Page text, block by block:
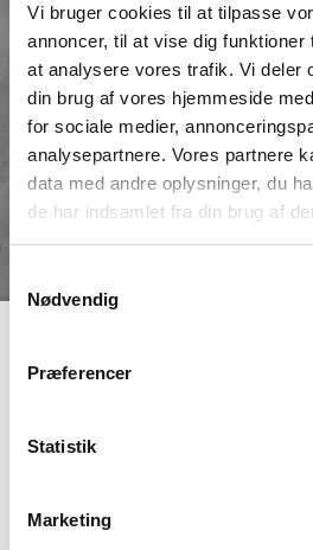
Vi bruger cookies til at tilpasse
annoncer, til at vise dig
at analysere vores trafik. Vi deler
din brug af vores hjemmeside
for sociale medier,
analysepartnere. Vores partnere
data med andre oplysninger, du
de har indsamlet fra din brug af
Nødvendig
Præferencer
Statistik
Marketing
fundamentet for stærke,
Men hvad gør planer uden
montere og idriftsætte? Vi har